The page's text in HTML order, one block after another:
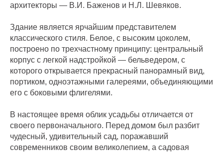
архитекторы — В.И. Баженов и Н.Л. Шевяков.
Здание является ярчайшим представителем
классического стиля. Белое, с высоким цоколем,
построено по трехчастному принципу: центральный
корпус с легкой надстройкой — бельведером, с
которого открывается прекрасный панорамный вид,
портиком, одноэтажными галереями, объединяющими
его с боковыми флигелями.
В настоящее время облик усадьбы отличается от
своего первоначального. Перед домом был разбит
чудесный, удивительный сад, поражавший
современников своим великолепием, а садовая